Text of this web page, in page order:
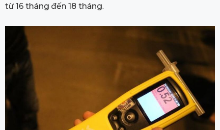
từ 16 tháng đến 18 tháng.